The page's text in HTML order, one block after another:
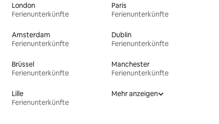
London
Ferienunterkünfte
Paris
Ferienunterkünfte
Amsterdam
Ferienunterkünfte
Dublin
Ferienunterkünfte
Brüssel
Ferienunterkünfte
Manchester
Ferienunterkünfte
Lille
Ferienunterkünfte
Mehr anzeigen